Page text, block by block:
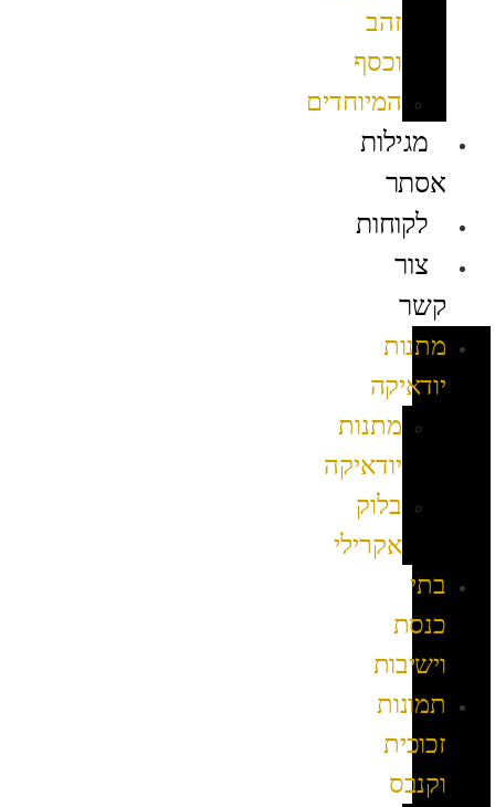
זהב
וכסף
המיוחדים
מגילות
אסתר
לקוחות
צור
קשר
מתנות
יודאיקה
מתנות
יודאיקה
בלוק
אקרילי
בתי
כנסת
וישיבות
תמונות
זכוכית
וקנבס